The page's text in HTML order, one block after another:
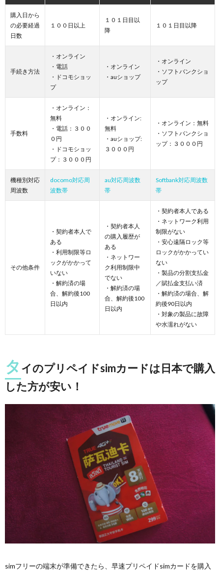
購入日から
の必要経過
日数
１００日以上
１０１日目以
降
１０１日目以降
手続き方法
・オンライン
・電話
・ドコモショッ
プ
・オンライン
・auショップ
・オンライン
・ソフトバンクショ
ップ
手数料
・オンライン：
無料
・電話：３００
０円
・ドコモショッ
プ：３０００円
・オンライン:
無料
・auショップ:
３０００円
・オンライン：無料
・ソフトバンクショ
ップ：３０００円
機種別対応
周波数
docomo対応周
波数帯
au対応周波数
帯
Softbank対応周波数
帯
その他条件
・契約者本人で
ある
・利用制限等ロ
ックがかかって
いない
・解約済の場
合、解約後100
日以内
・契約者本人
の購入履歴が
ある
・ネットワー
ク利用制限中
でない
・解約済の場
合、解約後100
日以内
・契約者本人である
・ネットワーク利用
制限がない
・安心遠隔ロック等
ロックがかかってい
ない
・製品の分割支払金
／賦払金支払い済
・解約済の場合、解
約後90日以内
・対象の製品に故障
や水濡れがない
タ イのプリペイドsimカードは日本で購入
した方が安い！
simフリーの端末が準備できたら、早速プリペイドsimカードを購入